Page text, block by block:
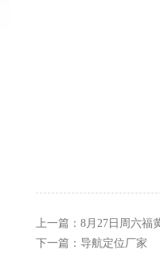
上一篇： 8月27日周六福
下一篇： 导航定位厂家